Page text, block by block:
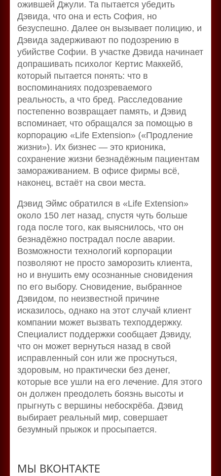
ожившей Джули. Та пытается убедить
Дэвида, что она и есть София, но
безуспешно. Далее он вызывает полицию, и
Дэвида задерживают по подозрению в
убийстве Софии. В участке Дэвида начинает
допрашивать психолог Кертис Маккейб,
который пытается понять: что в
воспоминаниях подозреваемого
реальность, а что бред. Расследование
постепенно возвращает память, и Дэвид
вспоминает, что обращался за помощью в
корпорацию «Life Extension» («Продление
жизни»). Их бизнес — это крионика,
сохранение жизни безнадёжным пациентам
замораживанием. В офисе фирмы всё,
наконец, встаёт на свои места.
Дэвид Эймс обратился в «Life Extension»
около 150 лет назад, спустя чуть больше
года после того, как выяснилось, что он
безнадёжно пострадал после аварии.
Возможности технологий корпорации
позволяют не просто заморозить клиента,
но и внушить ему осознанные сновидения
по его выбору. Сновидение, выбранное
Дэвидом, по неизвестной причине
исказилось, однако на этот случай клиент
компании может вызвать техподдержку.
Специалист поддержки сообщает Дэвиду,
что он может вернуться назад в свой
исправленный сон или же проснуться,
здоровым, но практически без денег,
которые все ушли на его лечение. Для этого
он должен преодолеть боязнь высоты и
прыгнуть с вершины небоскрёба. Дэвид
выбирает реальный мир, совершает
безумный прыжок и просыпается.
МЫ ВКОНТАКТЕ